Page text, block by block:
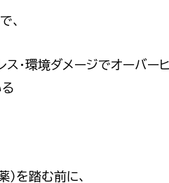
、
・環境ダメージでオーバーヒ
を踏む前に、